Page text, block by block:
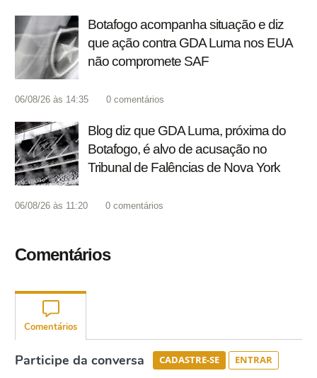
Botafogo acompanha situação e diz
que ação contra GDA Luma nos EUA
não compromete SAF
06/08/26 às 14:35 0 comentários
Blog diz que GDA Luma, próxima do
Botafogo, é alvo de acusação no
Tribunal de Falências de Nova York
06/08/26 às 11:20 0 comentários
Comentários